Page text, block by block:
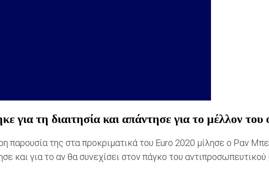
για τη διαιτησία και απάντησε για το μέλλον
παρουσία της στα προκριματικά του Euro 2020 μίλησε ο Ραν
και για το αν θα συνεχίσει στον πάγκο του